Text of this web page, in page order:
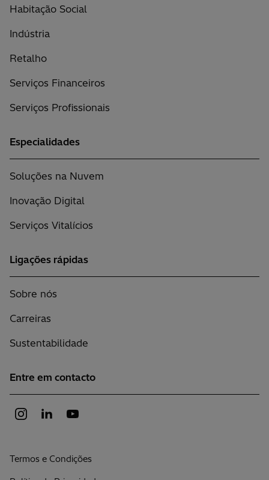
Habitação Social
Indústria
Retalho
Serviços Financeiros
Serviços Profissionais
Especialidades
Soluções na Nuvem
Inovação Digital
Serviços Vitalícios
Ligações rápidas
Sobre nós
Carreiras
Sustentabilidade
Entre em contacto
Termos e Condições